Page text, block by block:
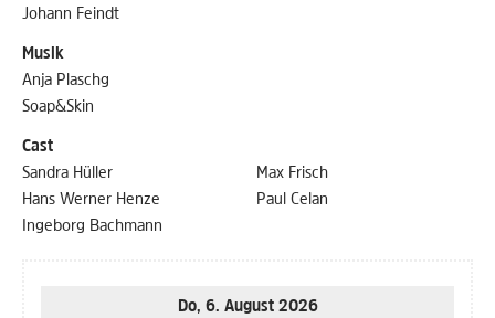
Johann Feindt
Musik
Anja Plaschg
Soap&Skin
Cast
Sandra Hüller
Hans Werner Henze
Ingeborg Bachmann
Max Frisch
Paul Celan
Do, 6. August 2026